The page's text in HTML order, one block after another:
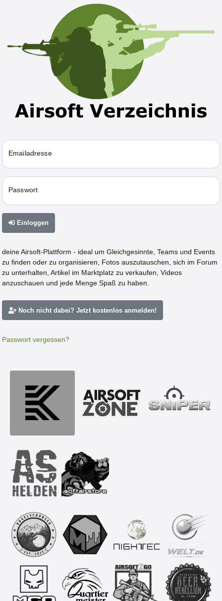
Emailadresse
Passwort
Einloggen
deine Airsoft-Plattform - ideal um Gleichgesinnte, Teams und Events
zu finden oder zu organisieren, Fotos auszutauschen, sich im Forum
zu unterhalten, Artikel im Marktplatz zu verkaufen, Videos
anzuschauen und jede Menge Spaß zu haben.
Noch nicht dabei? Jetzt kostenlos anmelden!
Passwort vergessen?